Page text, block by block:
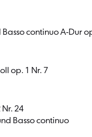
continuo A-Dur
op. 1 Nr. 7
24
Basso continuo